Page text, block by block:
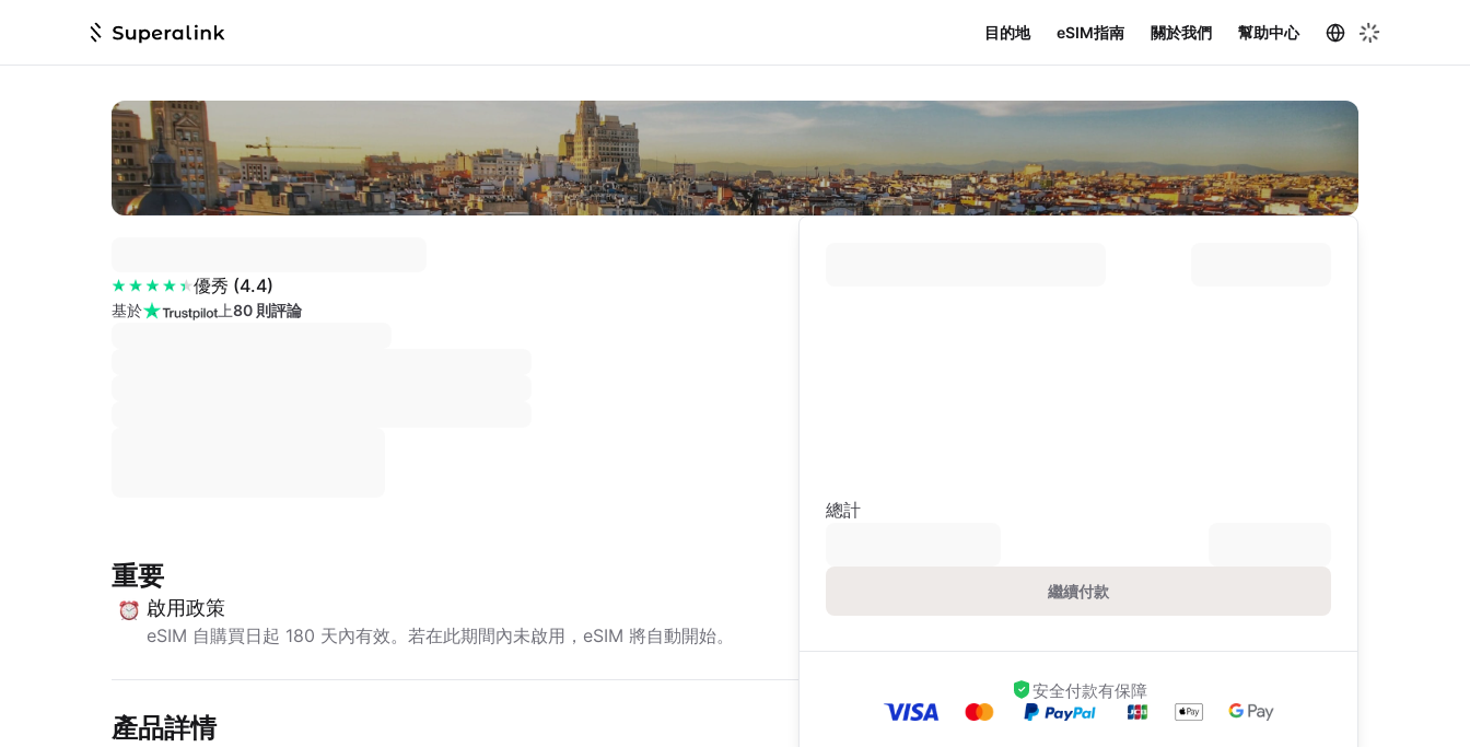
目的地 eSIM指南 關於我們 幫助中心
優秀 (4.4)
基於 上80 則評論
重要
啟用政策
eSIM 自購買日起 180 天內有效。若在此期間內未啟用，eSIM 將自動開始。
產品詳情
總計
繼續付款
安全付款有保障